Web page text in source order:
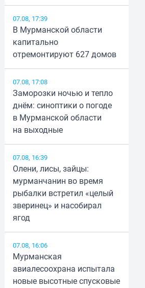
07.08, 17:39
В Мурманской области
капитально
отремонтируют 627 домов
07.08, 17:08
Заморозки ночью и тепло
днём: синоптики о погоде
в Мурманской области
на выходные
07.08, 16:39
Олени, лисы, зайцы:
мурманчанин во время
рыбалки встретил «целый
зверинец» и насобирал
ягод
07.08, 16:06
Мурманская
авиалесоохрана испытала
новые высотные спусковые